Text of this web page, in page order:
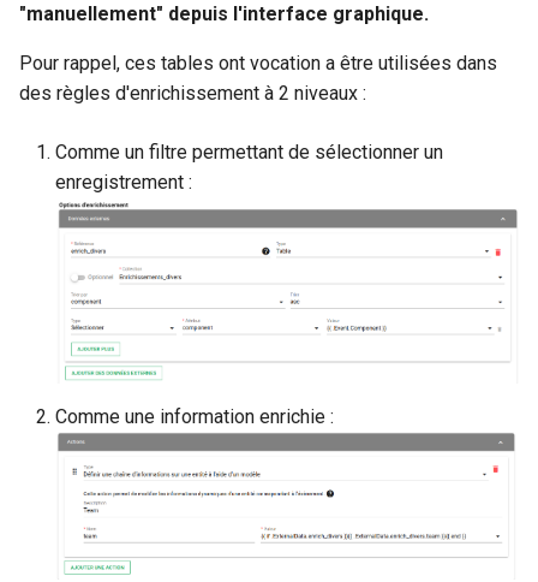
"manuellement" depuis l'interface graphique.
Pour rappel, ces tables ont vocation a être utilisées dans
des règles d'enrichissement à 2 niveaux :
Comme un filtre permettant de sélectionner un
enregistrement :
Comme une information enrichie :